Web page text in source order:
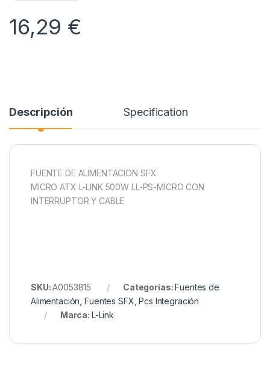
16,29 €
Descripción Specification
FUENTE DE ALIMENTACION SFX
MICRO ATX L-LINK 500W LL-PS-MICRO CON
INTERRUPTOR Y CABLE
SKU:A0053815 Categorías:Fuentes de
Alimentación ,Fuentes SFX ,Pcs Integración
Marca: L-Link